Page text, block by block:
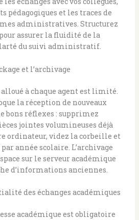
pédagogiques et les traces de
administratives. Structurez
assurer la fluidité de la
du suivi administratif.
et l’archivage
alloué à chaque agent est limité.
la réception de nouveaux
bons réflexes : supprimez
jointes volumineuses déjà
ordinateur, videz la corbeille et
année scolaire. L’archivage
sur le serveur académique
d’informations anciennes.
des échanges académiques
académique est obligatoire